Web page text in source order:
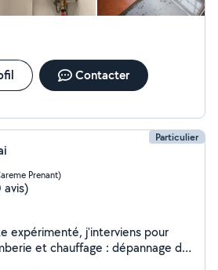
Contacter
Particulier
Prenant)
avis)
expérimenté, j'interviens pour
et chauffage : dépannage de